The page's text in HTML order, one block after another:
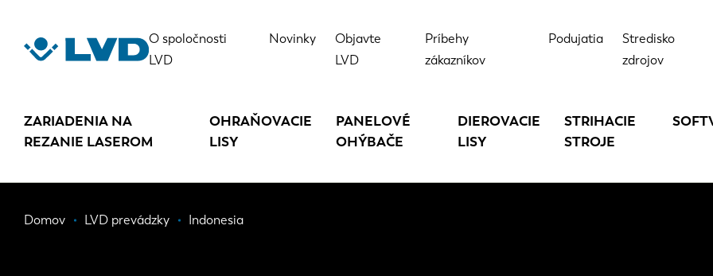
hlavný
O spoločnosti
LVD
Novinky
Objavte
LVD
Príbehy
zákazníkov
Podujatia
Stredisko
zdrojov
ZARIADENIA NA
REZANIE LASEROM
OHRAŇOVACIE
LISY
PANELOVÉ
OHÝBAČE
DIEROVACIE
LISY
STRIHACIE
STROJE
Omrvinka
Domov LVD prevádzky Indonesia